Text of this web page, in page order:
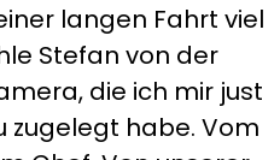
langen Fahrt viel
Stefan von der
die ich mir just
zugelegt habe. Vom